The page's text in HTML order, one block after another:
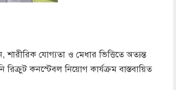
যোগ্যতা ও মেধার ভিত্তিতে অত্যন্ত
রিক্রুট কনস্টেবল নিয়োগ কার্যক্রম বাস্তবায়িত